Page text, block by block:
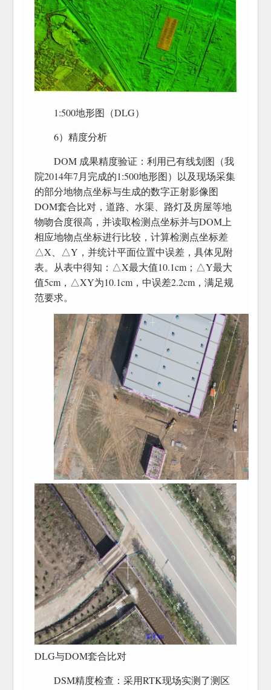
1:500地形图（DLG）
6）精度分析
DOM 成果精度验证：利用已有线划图（我
院2014年7月完成的1:500地形图）以及现场采集
的部分地物点坐标与生成的数字正射影像图
DOM套合比对，道路、水渠、路灯及房屋等地
物吻合度很高，并读取检测点坐标并与DOM上
相应地物点坐标进行比较，计算检测点坐标差
△X、△Y，并统计平面位置中误差，具体见附
表。从表中得知：△X最大值10.1cm；△Y最大
值5cm，△XY为10.1cm，中误差2.2cm，满足规
范要求。
DLG与DOM套合比对
DSM精度检查：采用RTK现场实测了测区